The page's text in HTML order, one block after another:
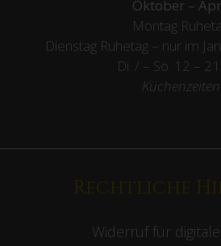
Oktober –
Montag
Dienstag Ruhetag – nur im
Di. / – So. 12 –
Küchenzeiten
Rechtliche
Widerruf für